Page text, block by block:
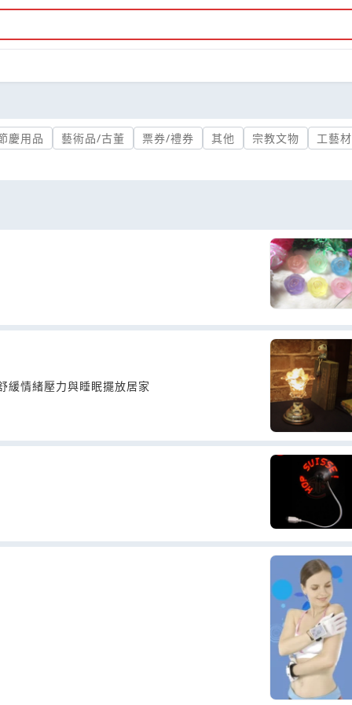
慶用品 藝術品/古董 票券/禮券 其他 宗教文物 工藝
緩情緒壓力與睡眠擺放居家